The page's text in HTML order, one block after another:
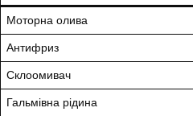
Моторна олива
Антифриз
Склоомивач
Гальмівна рідина